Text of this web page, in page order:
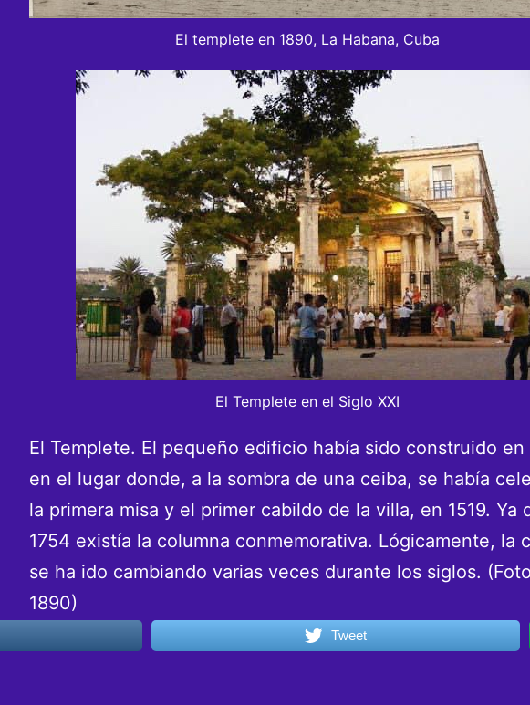
El templete en 1890, La Habana, Cuba
El Templete en el Siglo XXI
El Templete. El pequeño edificio había sido construido en
en el lugar donde, a la sombra de una ceiba, se había
la primera misa y el primer cabildo de la villa, en 1519. Ya
1754 existía la columna conmemorativa. Lógicamente, la
se ha ido cambiando varias veces durante los siglos.
1890)
Tweet